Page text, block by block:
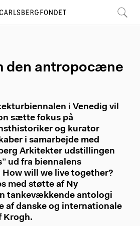
den antropocæne
i Venedig vil
sætte fokus på
og kurator
i samarbejde med
Arkitekter udstillingen
ud fra biennalens
will we live together?
med støtte af Ny
tankevækkende antologi
af danske og internationale
Krogh.